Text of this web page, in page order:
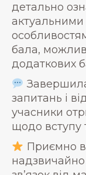
детально
бала,
додаткових
запитань і
учасники
щодо вступу
Приємно